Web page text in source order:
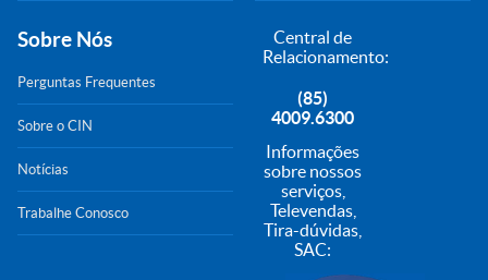
Sobre Nós
Perguntas Frequentes
Sobre o CIN
Notícias
Trabalhe Conosco
Central de
Relacionamento:
(85)
4009.6300
Informações
sobre nossos
serviços,
Televendas,
Tira-dúvidas,
SAC: